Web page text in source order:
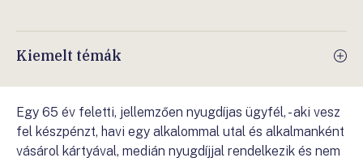
Kiemelt témák
Egy 65 év feletti, jellemzően nyugdíjas ügyfél, - aki vesz
fel készpénzt, havi egy alkalommal utal és alkalmanként
vásárol kártyával, medián nyugdíjjal rendelkezik és nem